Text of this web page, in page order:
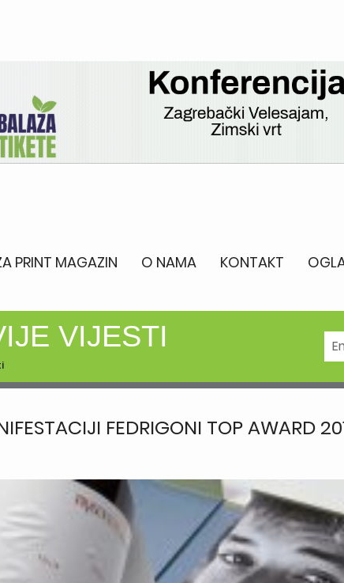
PRINT MAGAZIN O NAMA KONTAKT
VIJESTI
FEDRIGONI TOP AWARD